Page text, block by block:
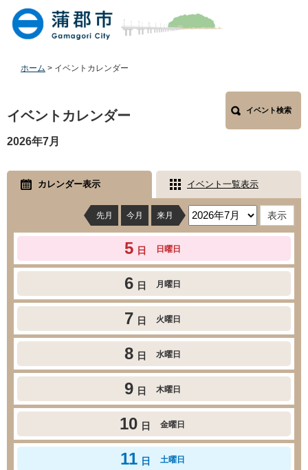
本
ホーム > イベントカレンダー
文
イベントカレンダー イベント検索
2026年7月
カレンダー表示 イベント一覧表示
先月 今月 来月
5 日 日曜日
6 日 月曜日
7 日 火曜日
8 日 水曜日
9 日 木曜日
10 日 金曜日
11 日 土曜日